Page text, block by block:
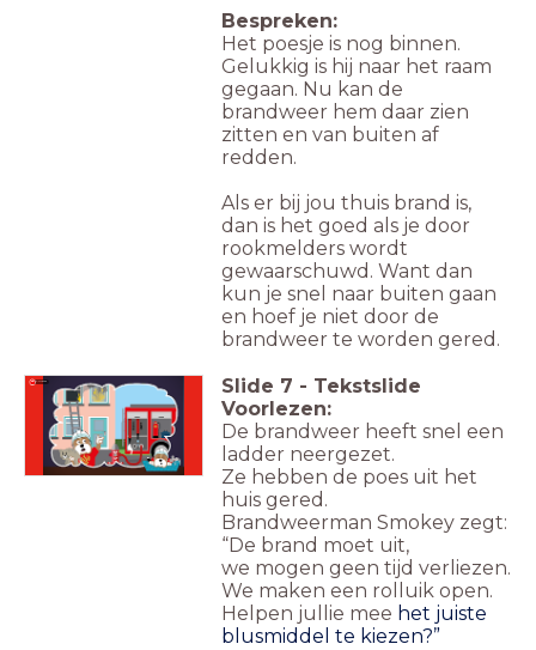
Bespreken:
Het poesje is nog binnen.
Gelukkig is hij naar het raam
gegaan. Nu kan de
brandweer hem daar zien
zitten en van buiten af
redden.
Als er bij jou thuis brand is,
dan is het goed als je door
rookmelders wordt
gewaarschuwd. Want dan
kun je snel naar buiten gaan
en hoef je niet door de
brandweer te worden gered.
Luister Slide 7 - Tekstslide
Voorlezen:
De brandweer heeft snel een
ladder neergezet.
Ze hebben de poes uit het
huis gered.
Brandweerman Smokey zegt:
“De brand moet uit,
we mogen geen tijd verliezen.
We maken een rolluik open.
Helpen jullie mee het juiste
blusmiddel te kiezen?”